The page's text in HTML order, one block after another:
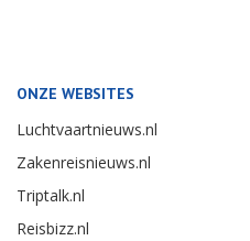
ONZE WEBSITES
Luchtvaartnieuws.nl
Zakenreisnieuws.nl
Triptalk.nl
Reisbizz.nl